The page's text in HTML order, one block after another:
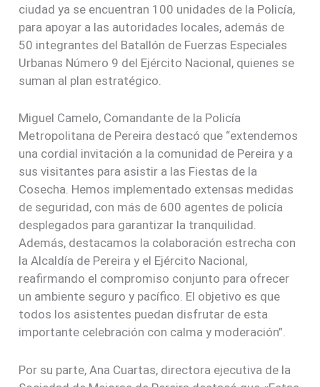
ciudad ya se encuentran 100 unidades de la Policía,
para apoyar a las autoridades locales, además de
50 integrantes del Batallón de Fuerzas Especiales
Urbanas Número 9 del Ejército Nacional, quienes se
suman al plan estratégico.
Miguel Camelo, Comandante de la Policía
Metropolitana de Pereira destacó que “extendemos
una cordial invitación a la comunidad de Pereira y a
sus visitantes para asistir a las Fiestas de la
Cosecha. Hemos implementado extensas medidas
de seguridad, con más de 600 agentes de policía
desplegados para garantizar la tranquilidad.
Además, destacamos la colaboración estrecha con
la Alcaldía de Pereira y el Ejército Nacional,
reafirmando el compromiso conjunto para ofrecer
un ambiente seguro y pacífico. El objetivo es que
todos los asistentes puedan disfrutar de esta
importante celebración con calma y moderación”.
Por su parte, Ana Cuartas, directora ejecutiva de la